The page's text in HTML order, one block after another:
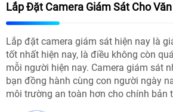
Lắp Đặt Camera Giám Sát Cho
Lắp đặt camera giám sát hiện nay là
tốt nhất hiện nay, là điều không còn
mỗi người hiện nay. Camera giám sát
bạn đồng hành cùng con người ngày
môi trường an toàn hơn cho chính bản